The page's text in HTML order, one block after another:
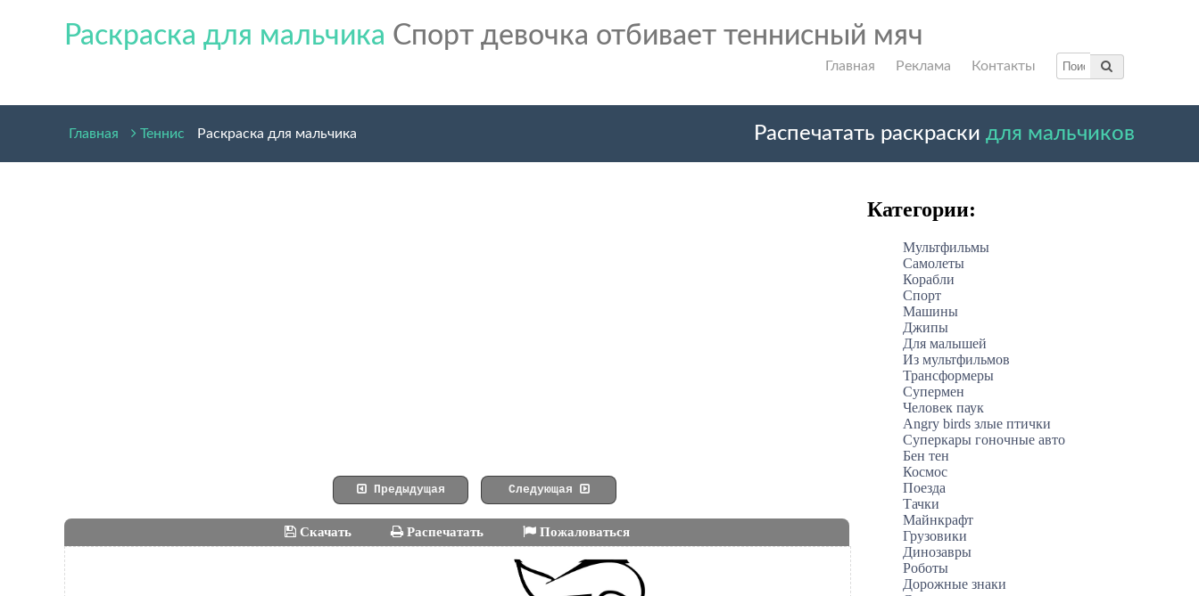
Раскраска для мальчика Спорт девочка отбивает теннисный мяч
Главная Реклама Контакты
Распечатать раскраски для мальчиков
Главная Теннис Раскраска для мальчика
Предыдущая Следующая
Скачать Распечатать Пожаловаться
Категории:
Мультфильмы
Самолеты
Корабли
Спорт
Машины
Джипы
Для малышей
Из мультфильмов
Трансформеры
Супермен
Человек паук
Angry birds злые птички
Суперкары гоночные авто
Бен тен
Космос
Поезда
Тачки
Майнкрафт
Грузовики
Динозавры
Роботы
Дорожные знаки